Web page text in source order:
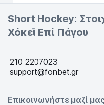
Short Hockey:
Χόκεϊ Επί Πάγου
210 2207023
support@fonbet.gr
Επικοινωνήστε μαζί μας